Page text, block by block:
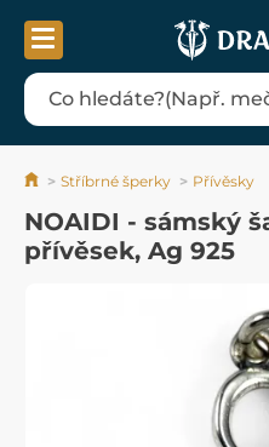
Stříbrné šperky Přívěsky
NOAIDI - sámský
přívěsek, Ag 925